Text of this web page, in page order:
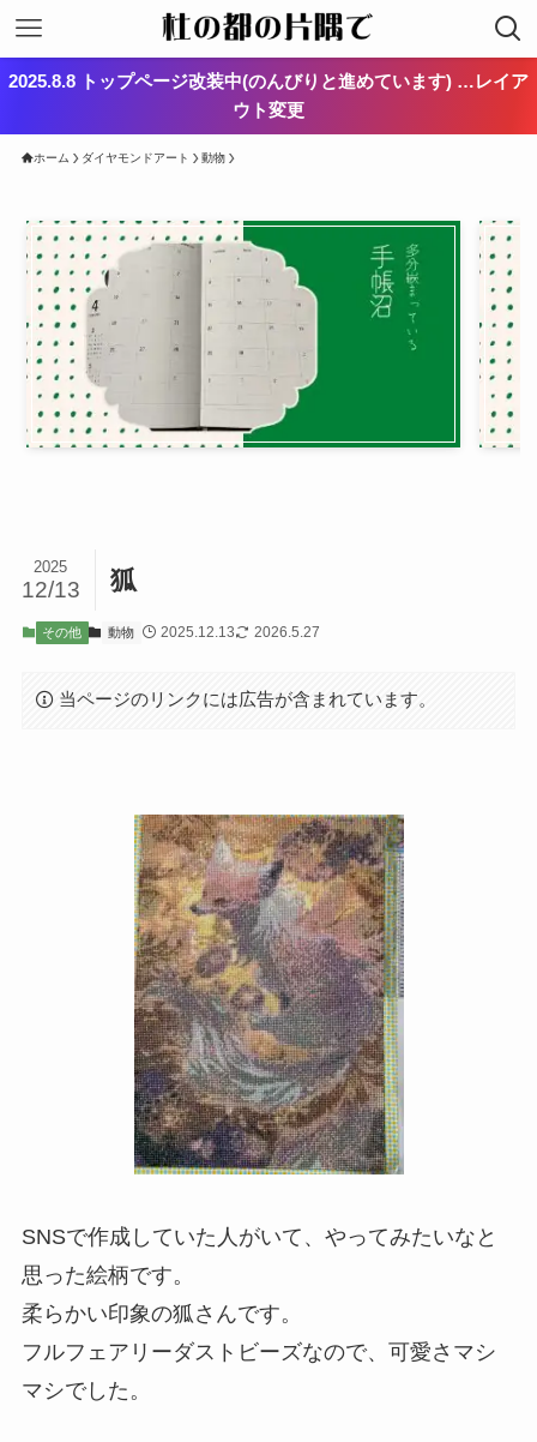
2025.8.8 トップページ改装中(のんびりと進めています) …レイア
ウト変更
ホーム ダイヤモンドアート 動物
狐
2025
12/13
その他 動物 2025.12.13 2026.5.27
当ページのリンクには広告が含まれています。
SNSで作成していた人がいて、やってみたいなと
思った絵柄です。
柔らかい印象の狐さんです。
フルフェアリーダストビーズなので、可愛さマシ
マシでした。